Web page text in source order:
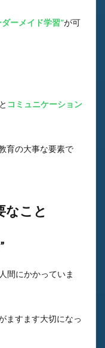
ダーメイド学習”が可
コミュニケーション
育の大事な要素で
なこと
間にかかっていま
ますます大切になっ